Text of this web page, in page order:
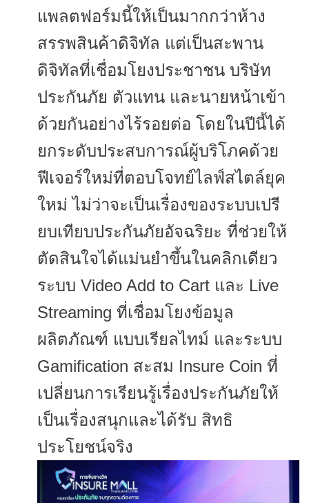
แพลตฟอร์มนี้ให้เป็นมากกว่าห้าง
สรรพสินค้าดิจิทัล แต่เป็นสะพาน
ดิจิทัลที่เชื่อมโยงประชาชน บริษัท
ประกันภัย ตัวแทน และนายหน้าเข้า
ด้วยกันอย่างไร้รอยต่อ โดยในปีนี้ได้
ยกระดับประสบการณ์ผู้บริโภคด้วย
ฟีเจอร์ใหม่ที่ตอบโจทย์ไลฟ์สไตล์ยุค
ใหม่ ไม่ว่าจะเป็นเรื่องของระบบเปรี
ยบเทียบประกันภัยอัจฉริยะ ที่ช่วยให้
ตัดสินใจได้แม่นยำขึ้นในคลิกเดียว
ระบบ Video Add to Cart และ Live
Streaming ที่เชื่อมโยงข้อมูล
ผลิตภัณฑ์ แบบเรียลไทม์ และระบบ
Gamification สะสม Insure Coin ที่
เปลี่ยนการเรียนรู้เรื่องประกันภัยให้
เป็นเรื่องสนุกและได้รับ สิทธิ
ประโยชน์จริง